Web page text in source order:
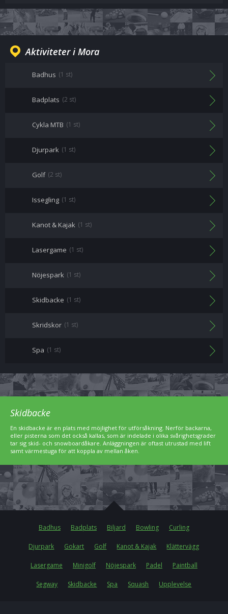
Aktiviteter i Mora
Badhus (1 st)
Badplats (2 st)
Cykla MTB (1 st)
Djurpark (1 st)
Golf (2 st)
Issegling (1 st)
Kanot & Kajak (1 st)
Lasergame (1 st)
Nöjespark (1 st)
Skidbacke (1 st)
Skridskor (1 st)
Spa (1 st)
Skidbacke
En skidbacke är en plats med möjlighet för utförsåkning. Nerför backarna,
eller pisterna som det också kallas, som är indelade i olika svårighetsgrader
tar sig skid- och snowboardåkare. Anläggningen är oftast utrustad med lift
samt värmestuga för att koppla av mellan åken.
Badhus Badplats Biljard Bowling Curling
Djurpark Gokart Golf Kanot & Kajak Klättervägg
Lasergame Minigolf Nöjespark Padel Paintball
Segway Skidbacke Spa Squash Upplevelse